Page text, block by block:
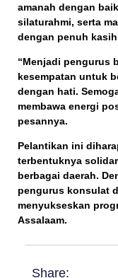
amanah dengan
silaturahmi, serta
dengan penuh
“Menjadi pengurus
kesempatan untuk
dengan hati.
membawa energi
pesannya.
Pelantikan ini
terbentuknya
berbagai daerah.
pengurus konsulat
menyukseskan
Assalaam.
Share: